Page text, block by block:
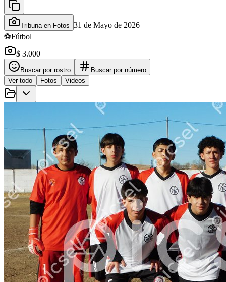
Tribuna en Fotos 31 de Mayo de 2026
⚽Fútbol
$ 3.000
Buscar por rostro
Buscar por número
Ver todo
Fotos Videos